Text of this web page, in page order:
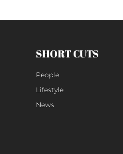
SHORT CUTS
People
Lifestyle
News